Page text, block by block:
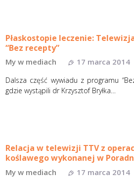
Płaskostopie leczenie:
“Bez recepty”
My w mediach 17 marca 2014
Dalsza część wywiadu z programu
gdzie wystąpili dr Krzysztof Bryłka…
Relacja w telewizji TTV z
koślawego wykonanej w
My w mediach 17 marca 2014